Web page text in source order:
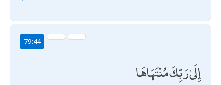
79:44
إِلَىٰ رَبِّكَ مُنْتَهَاهَا